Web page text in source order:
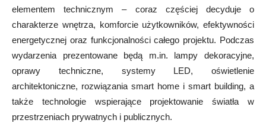
elementem technicznym – coraz częściej decyduje o
charakterze wnętrza, komforcie użytkowników, efektywności
energetycznej oraz funkcjonalności całego projektu. Podczas
wydarzenia prezentowane będą m.in. lampy dekoracyjne,
oprawy techniczne, systemy LED, oświetlenie
architektoniczne, rozwiązania smart home i smart building, a
także technologie wspierające projektowanie światła w
przestrzeniach prywatnych i publicznych.